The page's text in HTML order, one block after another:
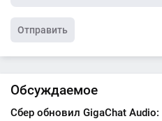
Отправить
Обсуждаемое
Сбер обновил GigaChat